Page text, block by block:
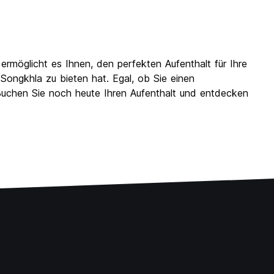
es Ihnen, den perfekten Aufenthalt für Ihre
zu bieten hat. Egal, ob Sie einen
Sie noch heute Ihren Aufenthalt und entdecken